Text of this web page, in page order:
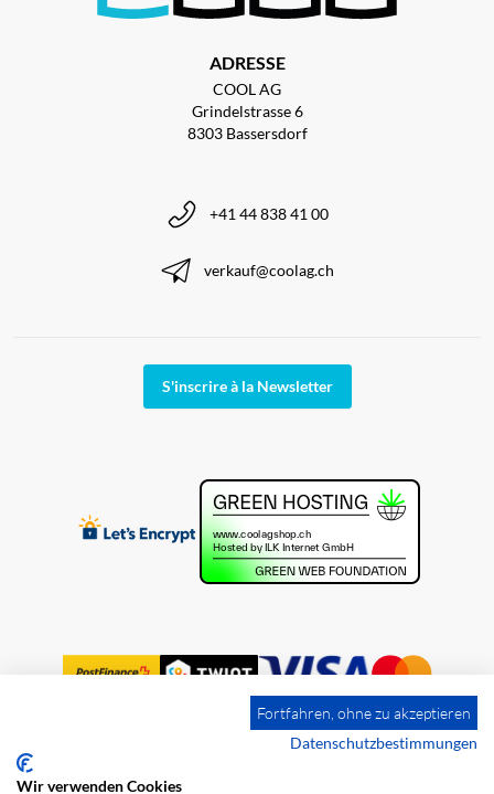
ADRESSE
COOL AG
Grindelstrasse 6
8303 Bassersdorf
+41 44 838 41 00
verkauf@coolag.ch
S'inscrire à la Newsletter
Fortfahren, ohne zu akzeptieren
Datenschutzbestimmungen
Wir verwenden Cookies